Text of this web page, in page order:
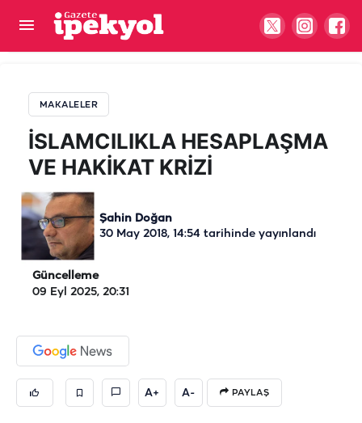
MAKALELER
İSLAMCILIKLA HESAPLAŞMA
VE HAKİKAT KRİZİ
Şahin Doğan
30 May 2018, 14:54 tarihinde yayınlandı
Güncelleme
09 Eyl 2025, 20:31
A+ A- PAYLAŞ
İSLAMCILIKLA HESAPLAŞMA VE HAKİKAT KRİZİ